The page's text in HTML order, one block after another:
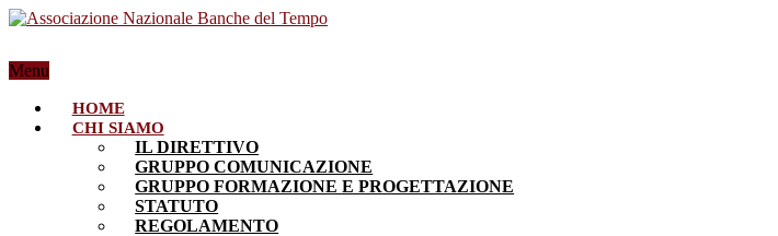
Menu
HOME
CHI SIAMO
IL DIRETTIVO
GRUPPO COMUNICAZIONE
GRUPPO FORMAZIONE E PROGETTAZIONE
STATUTO
REGOLAMENTO